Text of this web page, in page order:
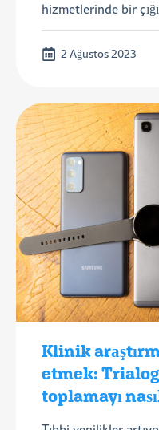
hizmetlerinde bir
2 Ağustos 2023
Klinik
etmek:
toplamayı